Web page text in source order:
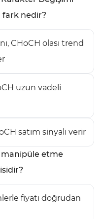
fark nedir?
CHoCH olası trend
uzun vadeli
satım sinyali verir
manipüle etme
fiyatı doğrudan